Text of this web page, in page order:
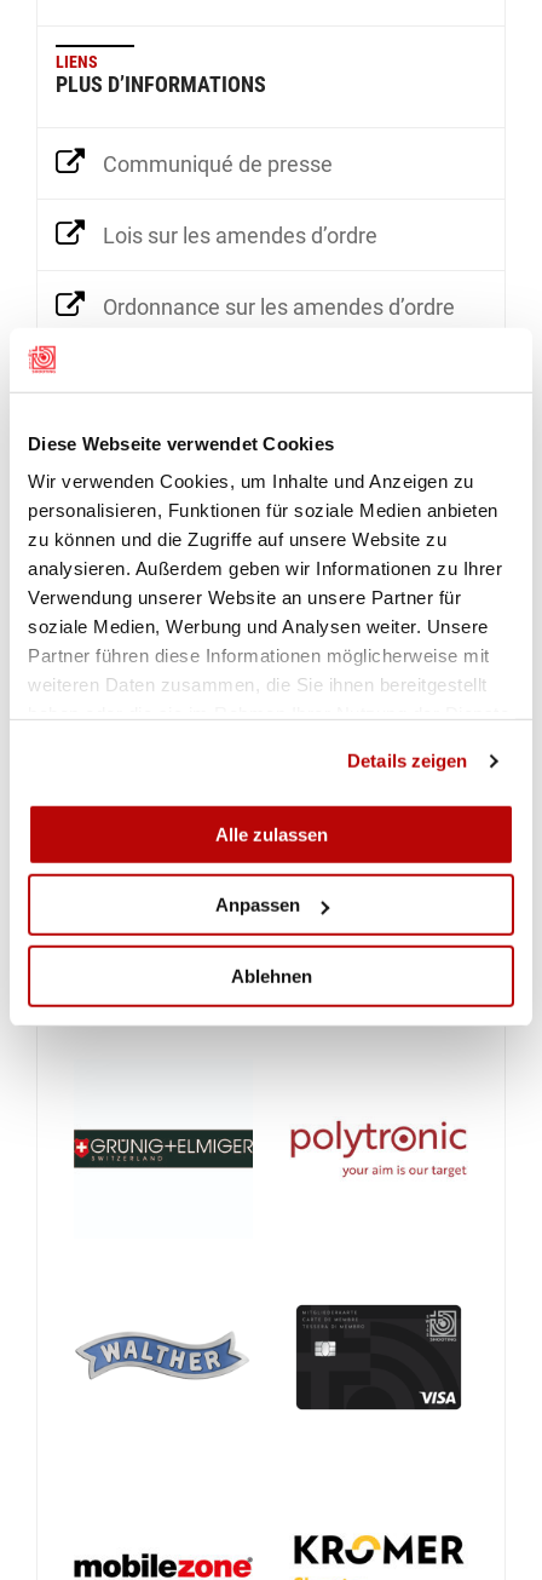
Diese Webseite verwendet Cookies
Wir verwenden Cookies, um Inhalte und Anzeigen zu
personalisieren, Funktionen für soziale Medien anbieten
zu können und die Zugriffe auf unsere Website zu
analysieren. Außerdem geben wir Informationen zu Ihrer
Verwendung unserer Website an unsere Partner für
soziale Medien, Werbung und Analysen weiter. Unsere
Partner führen diese Informationen möglicherweise mit
weiteren Daten zusammen, die Sie ihnen bereitgestellt
Details zeigen
Alle zulassen
Anpassen
Ablehnen
LIENS
PLUS D’INFORMATIONS
Communiqué de presse
Lois sur les amendes d’ordre
Ordonnance sur les amendes d’ordre
Loi sur les armes
Ordonnance sur les armes